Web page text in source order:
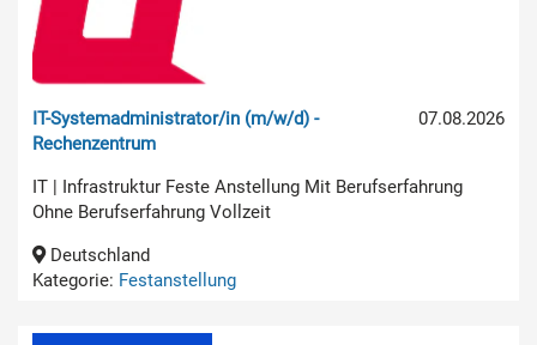
07.08.2026
IT-Systemadministrator/in (m/w/d) -
Rechenzentrum
IT | Infrastruktur Feste Anstellung Mit Berufserfahrung
Ohne Berufserfahrung Vollzeit
Deutschland
Kategorie: Festanstellung